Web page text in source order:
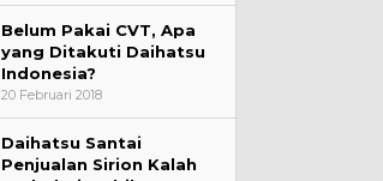
Belum Pakai CVT, Apa
yang Ditakuti Daihatsu
Indonesia?
20 Februari 2018
Daihatsu Santai
Penjualan Sirion Kalah